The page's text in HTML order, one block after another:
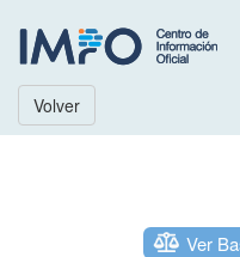
Volver
Ver